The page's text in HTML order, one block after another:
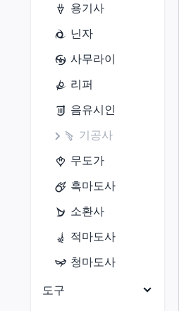
용기사
닌자
사무라이
리퍼
음유시인
기공사
무도가
흑마도사
소환사
적마도사
청마도사
도구